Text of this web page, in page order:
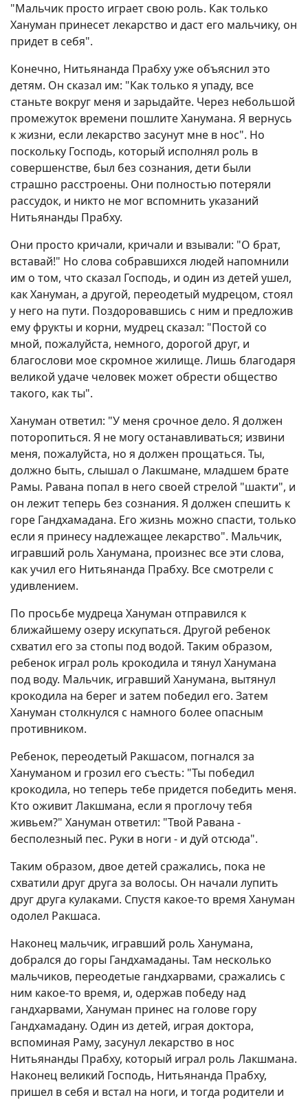
"Мальчик просто играет свою роль. Как только
Хануман принесет лекарство и даст его мальчику, он
придет в себя".
Конечно, Нитьянанда Прабху уже объяснил это
детям. Он сказал им: "Как только я упаду, все
станьте вокруг меня и зарыдайте. Через небольшой
промежуток времени пошлите Ханумана. Я вернусь
к жизни, если лекарство засунут мне в нос". Но
поскольку Господь, который исполнял роль в
совершенстве, был без сознания, дети были
страшно расстроены. Они полностью потеряли
рассудок, и никто не мог вспомнить указаний
Нитьянанды Прабху.
Они просто кричали, кричали и взывали: "О брат,
вставай!" Но слова собравшихся людей напомнили
им о том, что сказал Господь, и один из детей ушел,
как Хануман, а другой, переодетый мудрецом, стоял
у него на пути. Поздоровавшись с ним и предложив
ему фрукты и корни, мудрец сказал: "Постой со
мной, пожалуйста, немного, дорогой друг, и
благослови мое скромное жилище. Лишь благодаря
великой удаче человек может обрести общество
такого, как ты".
Хануман ответил: "У меня срочное дело. Я должен
поторопиться. Я не могу останавливаться; извини
меня, пожалуйста, но я должен прощаться. Ты,
должно быть, слышал о Лакшмане, младшем брате
Рамы. Равана попал в него своей стрелой "шакти", и
он лежит теперь без сознания. Я должен спешить к
горе Гандхамадана. Его жизнь можно спасти, только
если я принесу надлежащее лекарство". Мальчик,
игравший роль Ханумана, произнес все эти слова,
как учил его Нитьянанда Прабху. Все смотрели с
удивлением.
По просьбе мудреца Хануман отправился к
ближайшему озеру искупаться. Другой ребенок
схватил его за стопы под водой. Таким образом,
ребенок играл роль крокодила и тянул Ханумана
под воду. Мальчик, игравший Ханумана, вытянул
крокодила на берег и затем победил его. Затем
Хануман столкнулся с намного более опасным
противником.
Ребенок, переодетый Ракшасом, погнался за
Хануманом и грозил его съесть: "Ты победил
крокодила, но теперь тебе придется победить меня.
Кто оживит Лакшмана, если я проглочу тебя
живьем?" Хануман ответил: "Твой Равана -
бесполезный пес. Руки в ноги - и дуй отсюда".
Таким образом, двое детей сражались, пока не
схватили друг друга за волосы. Он начали лупить
друг друга кулаками. Спустя какое-то время Хануман
одолел Ракшаса.
Наконец мальчик, игравший роль Ханумана,
добрался до горы Гандхамаданы. Там несколько
мальчиков, переодетые гандхарвами, сражались с
ним какое-то время, и, одержав победу над
гандхарвами, Хануман принес на голове гору
Гандхамадану. Один из детей, играя доктора,
вспоминая Раму, засунул лекарство в нос
Нитьянанды Прабху, который играл роль Лакшмана.
Наконец великий Господь, Нитьянанда Прабху,
пришел в себя и встал на ноги, и тогда родители и